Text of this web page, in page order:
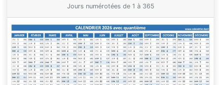
Jours numérotées de 1 à 365